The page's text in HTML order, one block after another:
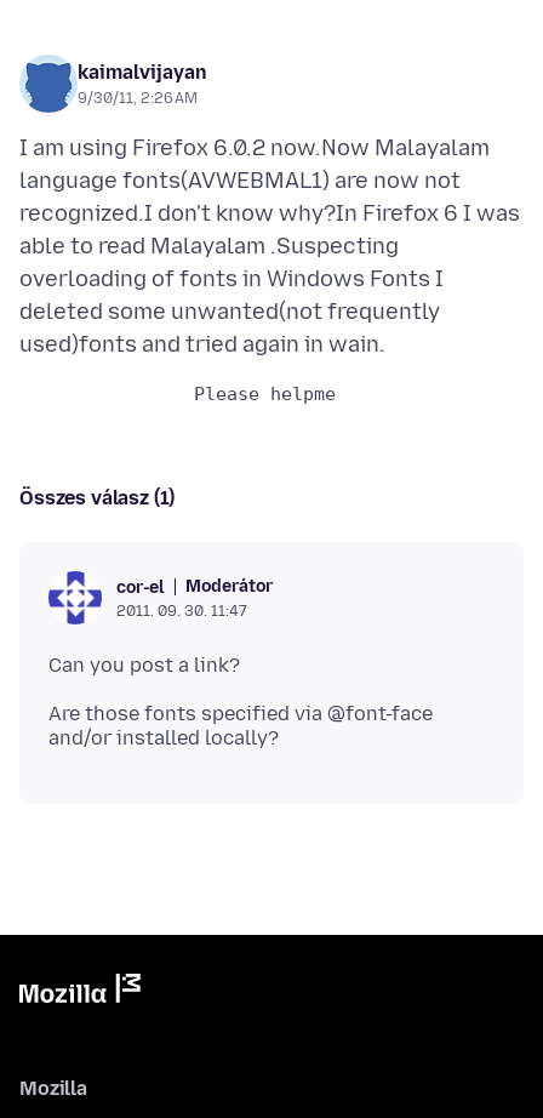
kaimalvijayan
9/30/11, 2:26 AM
I am using Firefox 6.0.2 now.Now Malayalam
language fonts(AVWEBMAL1) are now not
recognized.I don't know why?In Firefox 6 I was
able to read Malayalam .Suspecting
overloading of fonts in Windows Fonts I
deleted some unwanted(not frequently
Összes válasz (1)
cor-el Moderátor
2011. 09. 30. 11:47
Are those fonts specified via @font-face
Mozilla